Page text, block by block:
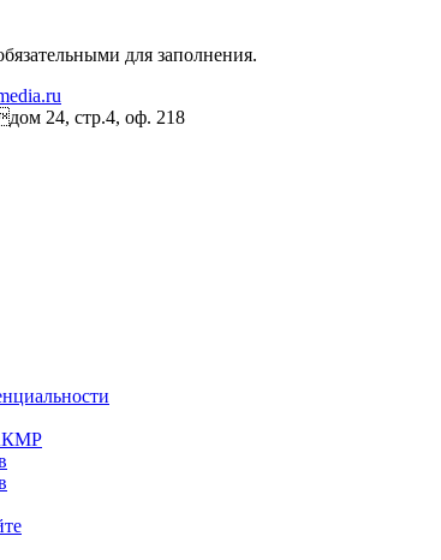
для заполнения.
24, стр.4, оф. 218